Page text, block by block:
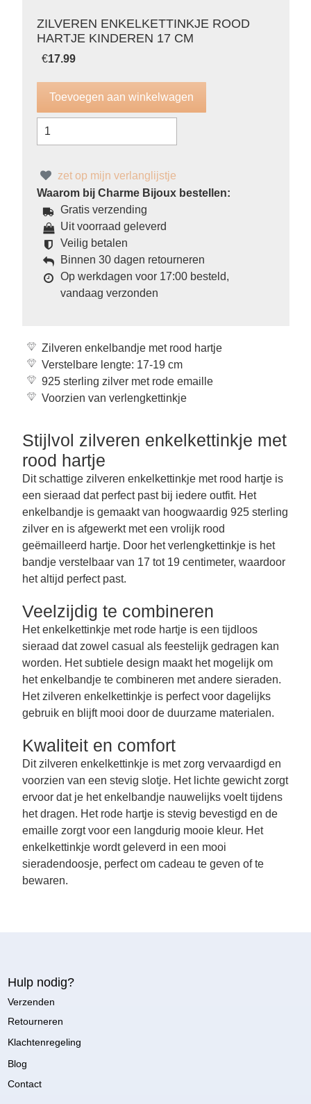
ZILVEREN ENKELKETTINKJE ROOD
HARTJE KINDEREN 17 CM
€17.99
zet op mijn verlanglijstje
Waarom bij Charme Bijoux bestellen:
Gratis verzending
Uit voorraad geleverd
Veilig betalen
Binnen 30 dagen retourneren
Op werkdagen voor 17:00 besteld,
vandaag verzonden
Zilveren enkelbandje met rood hartje
Verstelbare lengte: 17-19 cm
925 sterling zilver met rode emaille
Voorzien van verlengkettinkje
Stijlvol zilveren enkelkettinkje met
rood hartje
Dit schattige zilveren enkelkettinkje met rood hartje is
een sieraad dat perfect past bij iedere outfit. Het
enkelbandje is gemaakt van hoogwaardig 925 sterling
zilver en is afgewerkt met een vrolijk rood
geëmailleerd hartje. Door het verlengkettinkje is het
bandje verstelbaar van 17 tot 19 centimeter, waardoor
het altijd perfect past.
Veelzijdig te combineren
Het enkelkettinkje met rode hartje is een tijdloos
sieraad dat zowel casual als feestelijk gedragen kan
worden. Het subtiele design maakt het mogelijk om
het enkelbandje te combineren met andere sieraden.
Het zilveren enkelkettinkje is perfect voor dagelijks
gebruik en blijft mooi door de duurzame materialen.
Kwaliteit en comfort
Dit zilveren enkelkettinkje is met zorg vervaardigd en
voorzien van een stevig slotje. Het lichte gewicht zorgt
ervoor dat je het enkelbandje nauwelijks voelt tijdens
het dragen. Het rode hartje is stevig bevestigd en de
emaille zorgt voor een langdurig mooie kleur. Het
enkelkettinkje wordt geleverd in een mooi
sieradendoosje, perfect om cadeau te geven of te
bewaren.
Hulp nodig?
Verzenden
Retourneren
Klachtenregeling
Blog
Contact